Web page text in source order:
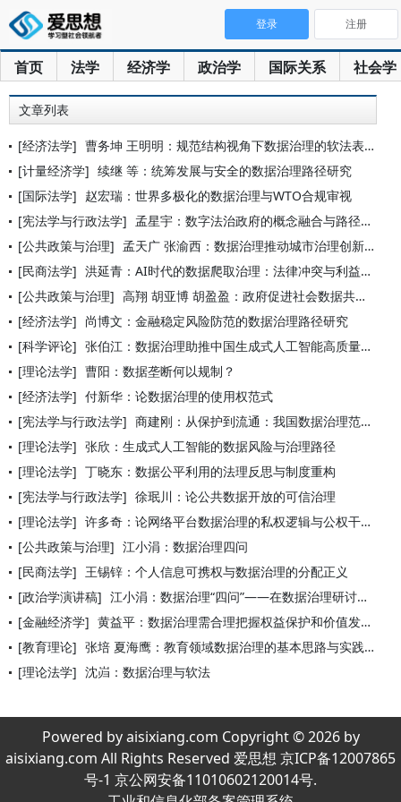
首页 法学 经济学 政治学 国际关系 社会学
登录 注册
文章列表
[经济法学] 曹务坤 王明明：规范结构视角下数据治理的软法表达
[计量经济学] 续继 等：统筹发展与安全的数据治理路径研究
[国际法学] 赵宏瑞：世界多极化的数据治理与WTO合规审视
[宪法学与行政法学] 孟星宇：数字法治政府的概念融合与路径建构
[公共政策与治理] 孟天广 张渝西：数据治理推动城市治理创新：理论依据、实践路径
[民商法学] 洪延青：AI时代的数据爬取治理：法律冲突与利益平衡之道
[公共政策与治理] 高翔 胡亚博 胡盈盈：政府促进社会数据共享的治理机制研究——
[经济法学] 尚博文：金融稳定风险防范的数据治理路径研究
[科学评论] 张伯江：数据治理助推中国生成式人工智能高质量发展
[理论法学] 曹阳：数据垄断何以规制？
[经济法学] 付新华：论数据治理的使用权范式
[宪法学与行政法学] 商建刚：从保护到流通：我国数据治理范式反思
[理论法学] 张欣：生成式人工智能的数据风险与治理路径
[理论法学] 丁晓东：数据公平利用的法理反思与制度重构
[宪法学与行政法学] 徐珉川：论公共数据开放的可信治理
[理论法学] 许多奇：论网络平台数据治理的私权逻辑与公权干预
[公共政策与治理] 江小涓：数据治理四问
[民商法学] 王锡锌：个人信息可携权与数据治理的分配正义
[政治学演讲稿] 江小涓：数据治理“四问”——在数据治理研讨会上的引导发言
[金融经济学] 黄益平：数据治理需合理把握权益保护和价值发挥的平衡
[教育理论] 张培 夏海鹰：教育领域数据治理的基本思路与实践路径
[理论法学] 沈岿：数据治理与软法
Powered by aisixiang.com Copyright © 2026 by
aisixiang.com All Rights Reserved 爱思想 京ICP备12007865
号-1 京公网安备11010602120014号.